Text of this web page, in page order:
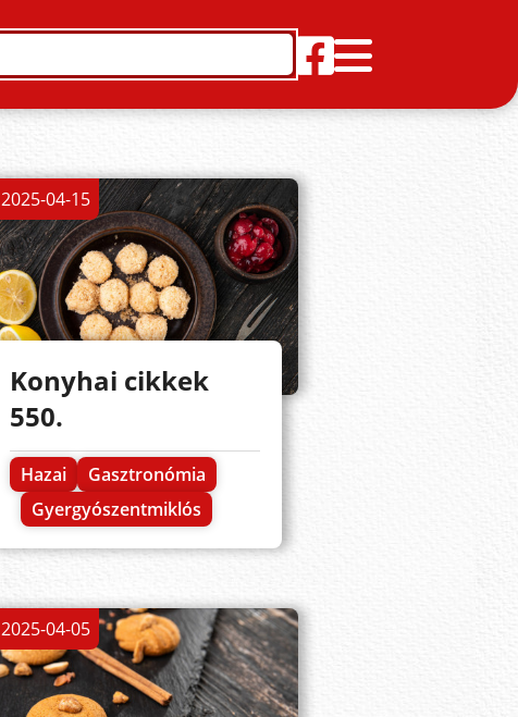
2025-04-15
Konyhai cikkek
550.
Hazai
Gasztronómia
Gyergyószentmiklós
2025-04-05